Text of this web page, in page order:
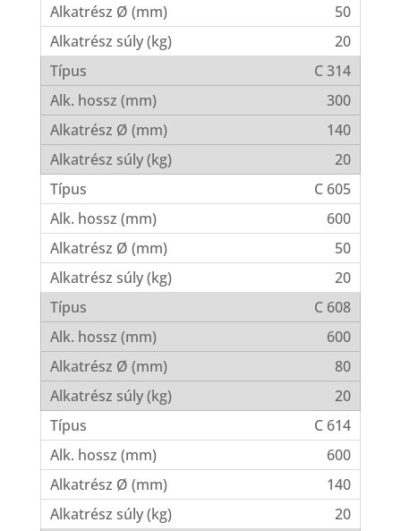
50
20
C 314
300
140
20
C 605
600
50
20
C 608
600
80
20
C 614
600
140
20